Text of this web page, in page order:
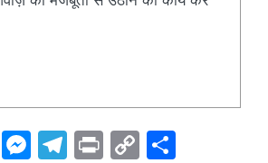
X
M T
Pr C